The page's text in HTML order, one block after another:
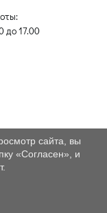
до 17.00
сайта, вы
«Согласен», и